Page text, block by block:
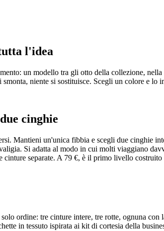
l'idea
un modello tra gli otto della collezione,
smonta, niente si sostituisce. Scegli un colore e
cinghie
Mantieni un'unica fibbia e scegli due cinghie
Si adatta al modo in cui molti viaggiano
separate. A 79 €, è il primo livello
ordine: tre cinture intere, tre rotte, ognuna
in tessuto ispirata ai kit di cortesia della